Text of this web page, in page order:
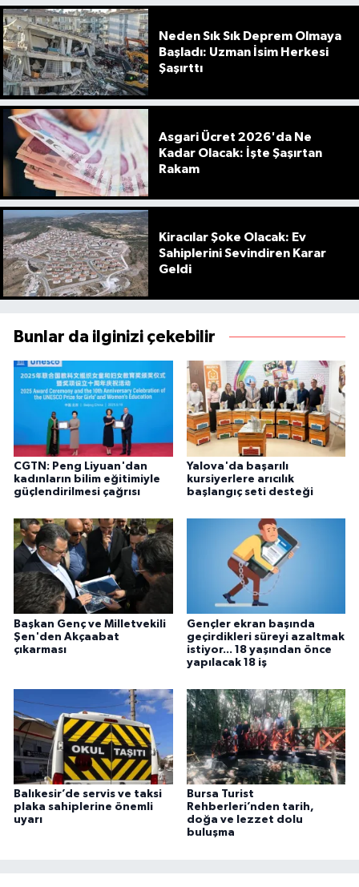
Neden Sık Sık Deprem Olmaya
Başladı: Uzman İsim Herkesi
Şaşırttı
Asgari Ücret 2026'da Ne
Kadar Olacak: İşte Şaşırtan
Rakam
Kiracılar Şoke Olacak: Ev
Sahiplerini Sevindiren Karar
Geldi
Bunlar da ilginizi çekebilir
CGTN: Peng Liyuan'dan
kadınların bilim eğitimiyle
güçlendirilmesi çağrısı
Yalova'da başarılı
kursiyerlere arıcılık
başlangıç seti desteği
Başkan Genç ve Milletvekili
Şen'den Akçaabat
çıkarması
Gençler ekran başında
geçirdikleri süreyi azaltmak
istiyor... 18 yaşından önce
yapılacak 18 iş
Balıkesir’de servis ve taksi
plaka sahiplerine önemli
uyarı
Bursa Turist
Rehberleri’nden tarih,
doğa ve lezzet dolu
buluşma